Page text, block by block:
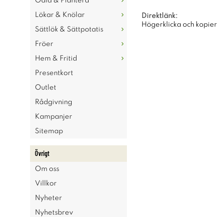
Lökar & Knölar
Sättlök & Sättpotatis
Fröer
Hem & Fritid
Presentkort
Outlet
Rådgivning
Kampanjer
Sitemap
Övrigt
Om oss
Villkor
Nyheter
Nyhetsbrev
Direktlänk:
Högerklicka och